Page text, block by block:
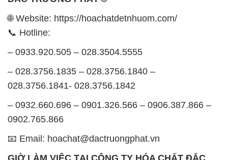
📧 Email: hoachat@dactruongphat.vn
GIỜ LÀM VIỆC TẠI CÔNG TY HÓA CHẤT ĐẮC
TRƯỜNG PHÁT
Thời gian làm việctại Hóa Chất Đắc Trường Phát
được tổ chức như sau:
Thứ 2 đến thứ 6: Buổi sáng: từ 8h đến 11h – Buổi
chiều: từ 12h30 đến 17h
Thứ 7: Buổi sáng: từ 8h đến 11h – Buổi chiều: từ